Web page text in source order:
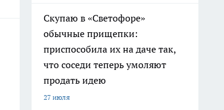
Скупаю в «Светофоре»
обычные прищепки:
приспособила их на даче так,
что соседи теперь умоляют
продать идею
27 июля